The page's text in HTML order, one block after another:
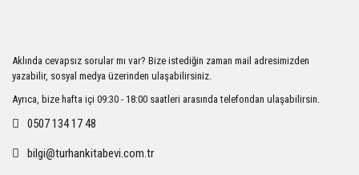
Aklında cevapsız sorular mı var? Bize istediğin zaman mail adresimizden
yazabilir, sosyal medya üzerinden ulaşabilirsiniz.
Ayrıca, bize hafta içi 09:30 - 18:00 saatleri arasında telefondan ulaşabilirsin.
0507 134 17 48
bilgi@turhankitabevi.com.tr